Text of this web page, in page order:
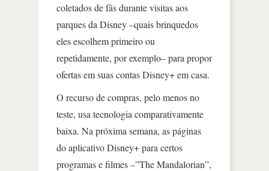
coletados de fãs durante visitas aos
parques da Disney –quais brinquedos
eles escolhem primeiro ou
repetidamente, por exemplo– para propor
ofertas em suas contas Disney+ em casa.
O recurso de compras, pelo menos no
teste, usa tecnologia comparativamente
baixa. Na próxima semana, as páginas
do aplicativo Disney+ para certos
programas e filmes –”The Mandalorian”,